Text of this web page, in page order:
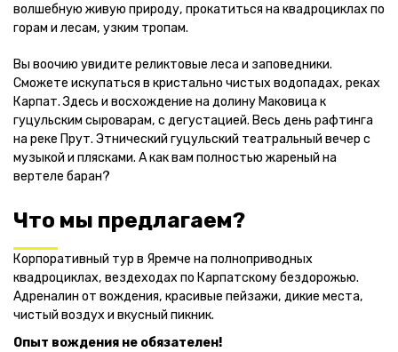
волшебную живую природу, прокатиться на квадроциклах по
горам и лесам, узким тропам.
Вы воочию увидите реликтовые леса и заповедники.
Сможете искупаться в кристально чистых водопадах, реках
Карпат. Здесь и восхождение на долину Маковица к
гуцульским сыроварам, с дегустацией. Весь день рафтинга
на реке Прут. Этнический гуцульский театральный вечер с
музыкой и плясками. А как вам полностью жареный на
вертеле баран?
Что мы предлагаем?
Корпоративный тур в Яремче на полноприводных
квадроциклах, вездеходах по Карпатскому бездорожью.
Адреналин от вождения, красивые пейзажи, дикие места,
чистый воздух и вкусный пикник.
Опыт вождения не обязателен!